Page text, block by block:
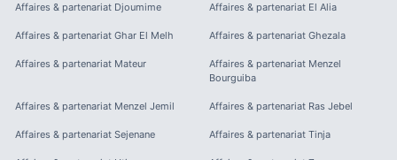
Affaires & partenariat Djoumime Affaires & partenariat El Alia
Affaires & partenariat Ghar El Melh Affaires & partenariat Ghezala
Affaires & partenariat Mateur Affaires & partenariat Menzel
Bourguiba
Affaires & partenariat Menzel Jemil Affaires & partenariat Ras Jebel
Affaires & partenariat Sejenane Affaires & partenariat Tinja